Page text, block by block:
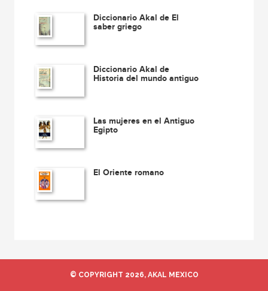
Diccionario Akal de El
saber griego
Diccionario Akal de
Historia del mundo antiguo
Las mujeres en el Antiguo
Egipto
El Oriente romano
© COPYRIGHT 2026, AKAL MEXICO